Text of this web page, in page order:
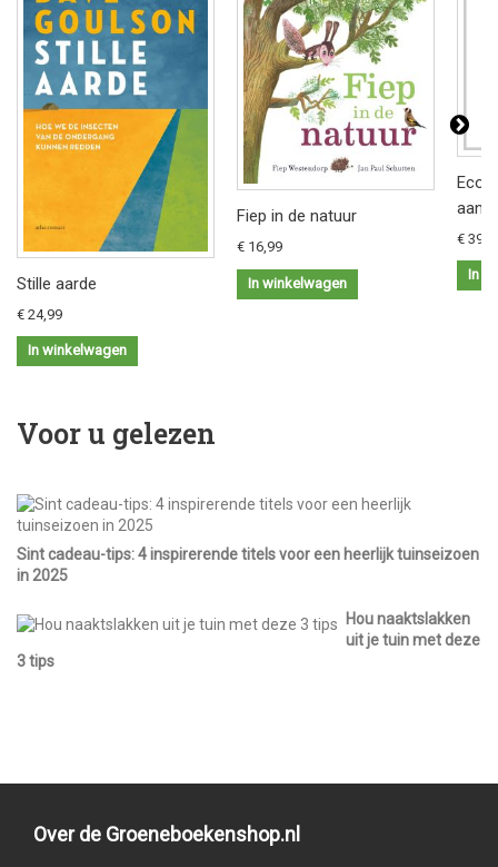
Stille aarde
€ 24,99
In winkelwagen
Fiep in de natuur
€ 16,99
In winkelwagen
€
In
Voor u gelezen
Sint cadeau-tips: 4 inspirerende titels voor een heerlijk tuinseizoen
in 2025
Hou naaktslakken
uit je tuin met deze
3 tips
Over de Groeneboekenshop.nl